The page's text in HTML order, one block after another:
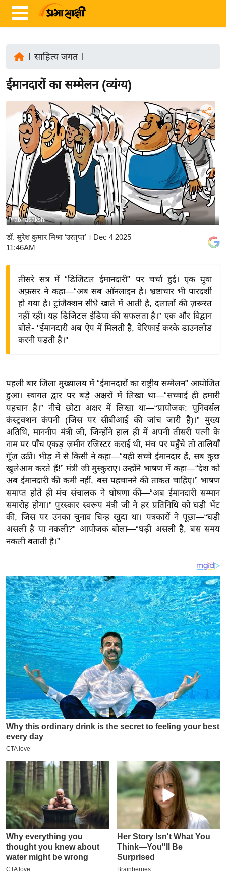
ज़ा
ष्ट्री
य
अं
त
र्रा
ष्ट्री
य
बि
वि
शे
ष
ज्ञ
रा
य
ब
ज
ट
खे
ल
क्रि
I
P
L
2
0
2
6
क्रा
इ
म
ई
-
पे
प
र
मि
सा
ल
बे
मि
सा
साहित्य जगत|
ईमानदारों का सम्मेलन (व्यंग्य)
Prabhasakshi
डॉ. सुरेश कुमार मिश्रा ‘उरतृप्त’ । Dec 4 2025
11:46AM
तीसरे सत्र में “डिजिटल ईमानदारी” पर चर्चा हुई। एक युवा
अफ़सर ने कहा—“अब सब ऑनलाइन है। भ्रष्टाचार भी पारदर्शी
हो गया है। ट्रांजैक्शन सीधे खाते में आती है, दलालों की ज़रूरत
नहीं रही। यह डिजिटल इंडिया की सफलता है।” एक और विद्वान
बोले- ''ईमानदारी अब ऐप में मिलती है, वेरिफाई करके डाउनलोड
करनी पड़ती है।''
पहली बार जिला मुख्यालय में “ईमानदारों का राष्ट्रीय सम्मेलन” आयोजित
हुआ। स्वागत द्वार पर बड़े अक्षरों में लिखा था—“सच्चाई ही हमारी
पहचान है।” नीचे छोटा अक्षर में लिखा था—“प्रायोजक: यूनिवर्सल
कंस्ट्रक्शन कंपनी (जिस पर सीबीआई की जांच जारी है)।” मुख्य
अतिथि, माननीय मंत्री जी, जिन्होंने हाल ही में अपनी तीसरी पत्नी के
नाम पर पाँच एकड़ ज़मीन रजिस्टर कराई थी, मंच पर पहुँचे तो तालियाँ
गूँज उठीं। भीड़ में से किसी ने कहा—“यही सच्चे ईमानदार हैं, सब कुछ
खुलेआम करते हैं!” मंत्री जी मुस्कुराए। उन्होंने भाषण में कहा—“देश को
अब ईमानदारी की कमी नहीं, बस पहचानने की ताकत चाहिए।” भाषण
समाप्त होते ही मंच संचालक ने घोषणा की—“अब ईमानदारी सम्मान
समारोह होगा।” पुरस्कार स्वरूप मंत्री जी ने हर प्रतिनिधि को घड़ी भेंट
की, जिस पर उनका चुनाव चिन्ह खुदा था। पत्रकारों ने पूछा—“घड़ी
असली है या नकली?” आयोजक बोला—“घड़ी असली है, बस समय
नकली बताती है।”